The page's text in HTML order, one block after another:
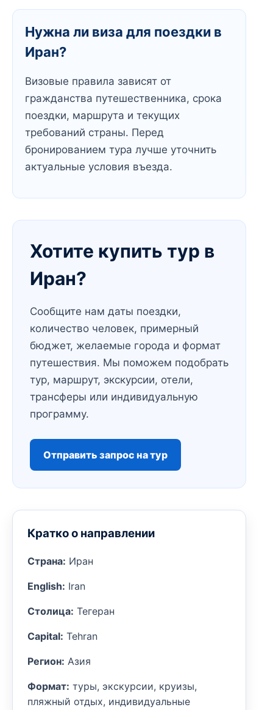
Нужна ли виза для поездки в
Иран?
Визовые правила зависят от
гражданства путешественника, срока
поездки, маршрута и текущих
требований страны. Перед
бронированием тура лучше уточнить
актуальные условия въезда.
Хотите купить тур в
Иран?
Сообщите нам даты поездки,
количество человек, примерный
бюджет, желаемые города и формат
путешествия. Мы поможем подобрать
тур, маршрут, экскурсии, отели,
трансферы или индивидуальную
программу.
Отправить запрос на тур
Кратко о направлении
Страна: Иран
English: Iran
Столица: Тегеран
Capital: Tehran
Регион: Азия
Формат: туры, экскурсии, круизы,
пляжный отдых, индивидуальные